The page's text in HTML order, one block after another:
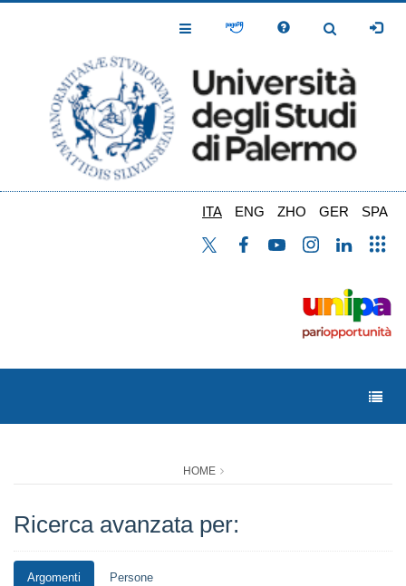
Toggle
Toggle
ITA ENG ZHO GER SPA
HOME
Ricerca avanzata per:
Argomenti Persone